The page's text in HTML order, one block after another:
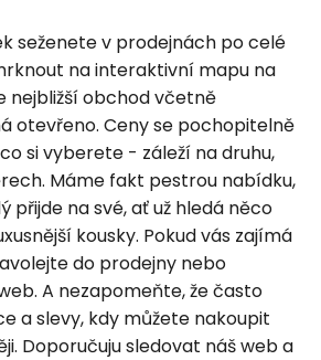
seženete v prodejnách po celé
na interaktivní mapu na
nejbližší obchod včetně
otevřeno. Ceny se pochopitelně
si vyberete - záleží na druhu,
Máme fakt pestrou nabídku,
přijde na své, ať už hledá něco
kousky. Pokud vás zajímá
do prodejny nebo
A nezapomeňte, že často
a slevy, kdy můžete nakoupit
Doporučuju sledovat náš web a